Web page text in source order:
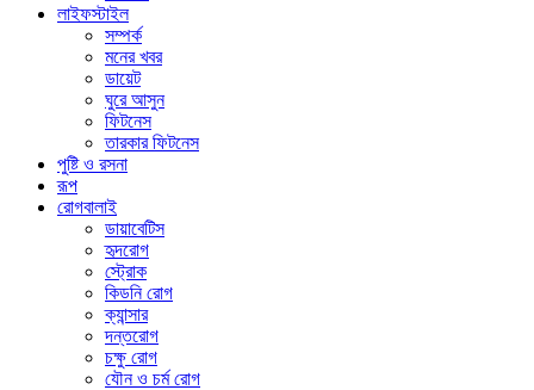
লাইফস্টাইল
সম্পর্ক
মনের খবর
ডায়েট
ঘুরে আসুন
ফিটনেস
তারকার ফিটনেস
পুষ্টি ও রসনা
রূপ
রোগবালাই
ডায়াবেটিস
হৃদরোগ
স্ট্রোক
কিডনি রোগ
ক্যান্সার
দন্তরোগ
চক্ষু রোগ
যৌন ও চর্ম রোগ